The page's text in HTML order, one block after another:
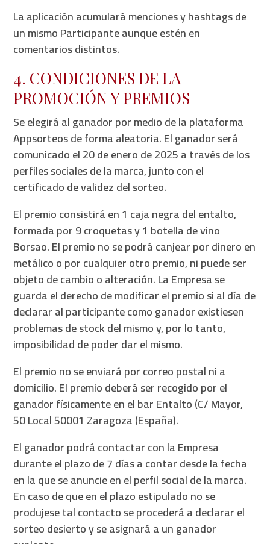
La aplicación acumulará menciones y hashtags de
un mismo Participante aunque estén en
comentarios distintos.
4. CONDICIONES DE LA
PROMOCIÓN Y PREMIOS
Se elegirá al ganador por medio de la plataforma
Appsorteos de forma aleatoria. El ganador será
comunicado el 20 de enero de 2025 a través de los
perfiles sociales de la marca, junto con el
certificado de validez del sorteo.
El premio consistirá en 1 caja negra del entalto,
formada por 9 croquetas y 1 botella de vino
Borsao. El premio no se podrá canjear por dinero en
metálico o por cualquier otro premio, ni puede ser
objeto de cambio o alteración. La Empresa se
guarda el derecho de modificar el premio si al día de
declarar al participante como ganador existiesen
problemas de stock del mismo y, por lo tanto,
imposibilidad de poder dar el mismo.
El premio no se enviará por correo postal ni a
domicilio. El premio deberá ser recogido por el
ganador físicamente en el bar Entalto (C/ Mayor,
50 Local 50001 Zaragoza (España).
El ganador podrá contactar con la Empresa
durante el plazo de 7 días a contar desde la fecha
en la que se anuncie en el perfil social de la marca.
En caso de que en el plazo estipulado no se
produjese tal contacto se procederá a declarar el
sorteo desierto y se asignará a un ganador